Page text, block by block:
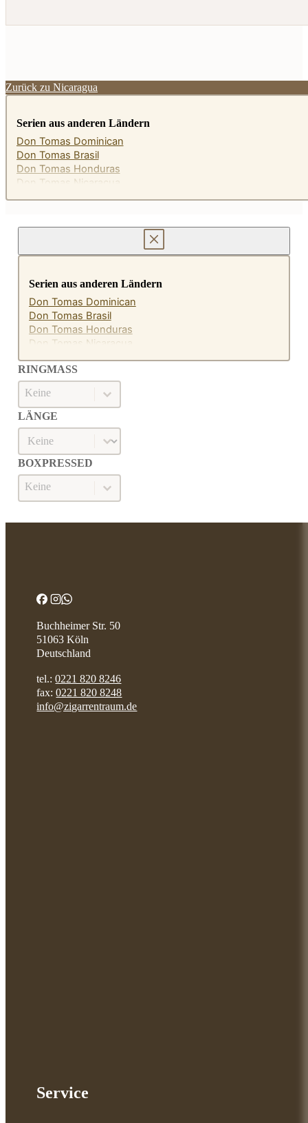
Zurück zu Nicaragua
Serien aus anderen Ländern
Don Tomas Dominican
Don Tomas Brasil
Don Tomas Honduras
Don Tomas Nicaracua
Serien aus anderen Ländern
Don Tomas Dominican
Don Tomas Brasil
Don Tomas Honduras
Don Tomas Nicaracua
RINGMASS
RINGMASS
Ringmaß
LÄNGE
LÄNGE
Länge
BOXPRESSED
BOXPRESSED
Boxpressed
Buchheimer Str. 50
51063 Köln
Deutschland
tel.:0221 820 8246
fax:0221 820 8248
info@zigarrentraum.de
Service